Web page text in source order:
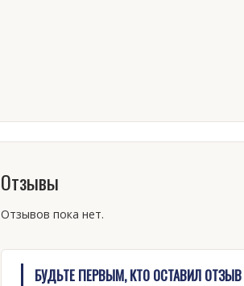
Отзывы
Отзывов пока нет.
БУДЬТЕ ПЕРВЫМ, КТО ОСТАВИЛ